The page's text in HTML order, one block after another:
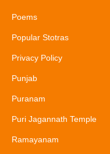
Poems
Popular Stotras
Privacy Policy
Punjab
Puranam
Puri Jagannath Temple
Ramayanam